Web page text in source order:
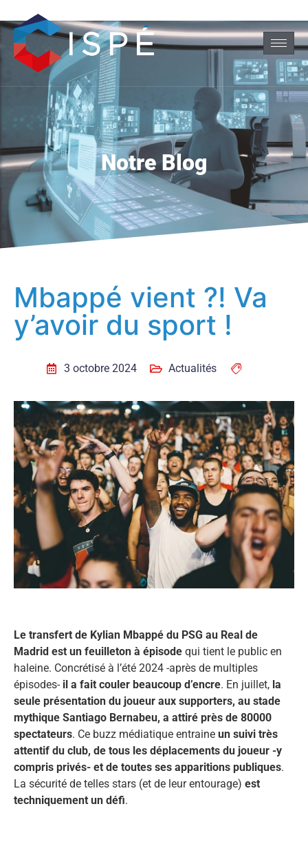
Notre Blog
Mbappé vient ?! Va
y’avoir du sport !
3 octobre 2024 Actualités
Le transfert de Kylian Mbappé du PSG au Real de
Madrid est un feuilleton à épisode qui tient le public en
haleine. Concrétisé à l’été 2024 -après de multiples
épisodes- il a fait couler beaucoup d’encre. En juillet, la
seule présentation du joueur aux supporters, au stade
mythique Santiago Bernabeu, a attiré près de 80000
spectateurs. Ce buzz médiatique entraine un suivi très
attentif du club, de tous les déplacements du joueur -y
compris privés- et de toutes ses apparitions publiques.
La sécurité de telles stars (et de leur entourage) est
techniquement un défi.